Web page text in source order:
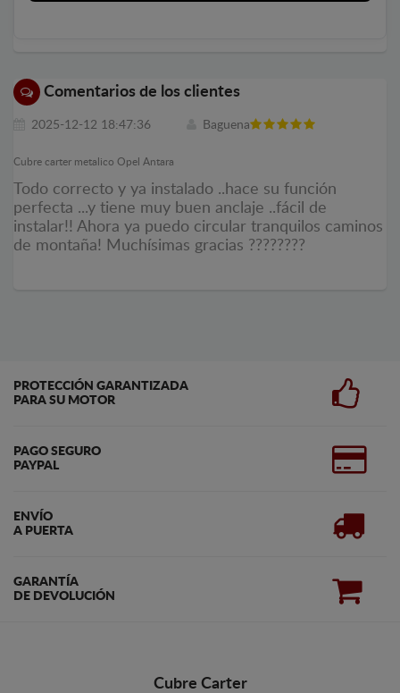
Comentarios de los clientes
2025-12-12 18:47:36 Baguena
Cubre carter metalico Opel Antara
Todo correcto y ya instalado ..hace su función
perfecta ...y tiene muy buen anclaje ..fácil de
instalar!! Ahora ya puedo circular tranquilos caminos
de montaña! Muchísimas gracias ????????
PROTECCIÓN GARANTIZADA
PARA SU MOTOR
PAGO SEGURO
PAYPAL
ENVÍO
A PUERTA
GARANTÍA
DE DEVOLUCIÓN
Cubre Carter